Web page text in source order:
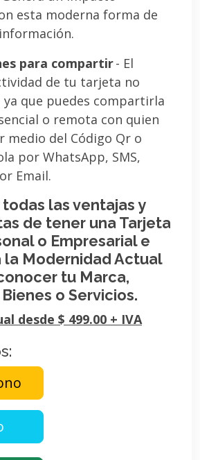
esta moderna forma de
para compartir- El
de tu tarjeta no
que puedes compartirla
o remota con quien
medio del Código Qr o
por WhatsApp, SMS,
Email.
las ventajas y
de tener una Tarjeta
o Empresarial e
la Modernidad Actual
tu Marca,
o Servicios.
desde $ 499.00 + IVA